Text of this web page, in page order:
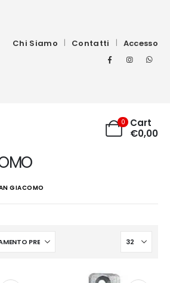
Chi Siamo Contatti Accesso
0
Cart
€0,00
GIACOMO